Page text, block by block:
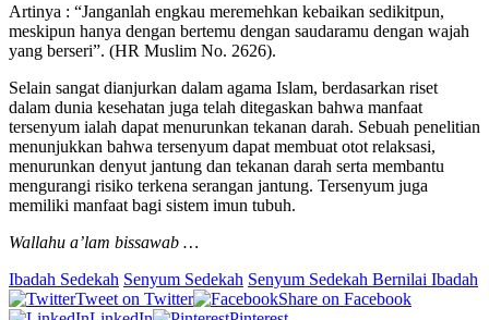
Artinya : “Janganlah engkau meremehkan kebaikan sedikitpun,
meskipun hanya dengan bertemu dengan saudaramu dengan wajah
yang berseri”. (HR Muslim No. 2626).
Selain sangat dianjurkan dalam agama Islam, berdasarkan riset
dalam dunia kesehatan juga telah ditegaskan bahwa manfaat
tersenyum ialah dapat menurunkan tekanan darah. Sebuah penelitian
menunjukkan bahwa tersenyum dapat membuat otot relaksasi,
menurunkan denyut jantung dan tekanan darah serta membantu
mengurangi risiko terkena serangan jantung. Tersenyum juga
memiliki manfaat bagi sistem imun tubuh.
Wallahu a’lam bissawab …
Ibadah Sedekah Senyum Sedekah Senyum Sedekah Bernilai Ibadah
Tweet on Twitter
Share on Facebook